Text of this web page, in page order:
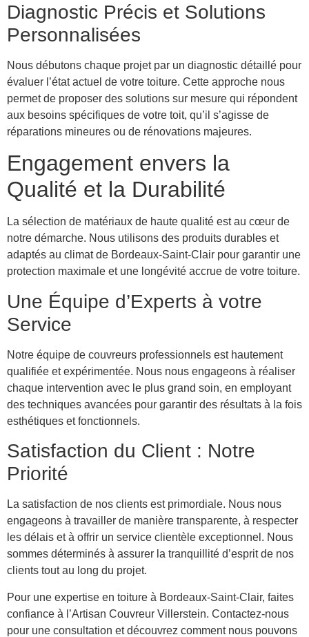
Diagnostic Précis et Solutions
Personnalisées
Nous débutons chaque projet par un diagnostic détaillé pour
évaluer l’état actuel de votre toiture. Cette approche nous
permet de proposer des solutions sur mesure qui répondent
aux besoins spécifiques de votre toit, qu’il s’agisse de
réparations mineures ou de rénovations majeures.
Engagement envers la
Qualité et la Durabilité
La sélection de matériaux de haute qualité est au cœur de
notre démarche. Nous utilisons des produits durables et
adaptés au climat de Bordeaux-Saint-Clair pour garantir une
protection maximale et une longévité accrue de votre toiture.
Une Équipe d’Experts à votre
Service
Notre équipe de couvreurs professionnels est hautement
qualifiée et expérimentée. Nous nous engageons à réaliser
chaque intervention avec le plus grand soin, en employant
des techniques avancées pour garantir des résultats à la fois
esthétiques et fonctionnels.
Satisfaction du Client : Notre
Priorité
La satisfaction de nos clients est primordiale. Nous nous
engageons à travailler de manière transparente, à respecter
les délais et à offrir un service clientèle exceptionnel. Nous
sommes déterminés à assurer la tranquillité d’esprit de nos
clients tout au long du projet.
Pour une expertise en toiture à Bordeaux-Saint-Clair, faites
confiance à l’Artisan Couvreur Villerstein. Contactez-nous
pour une consultation et découvrez comment nous pouvons